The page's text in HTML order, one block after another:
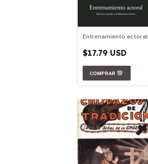
Entrenamiento actoral
$17.79 USD